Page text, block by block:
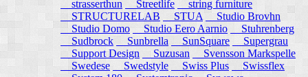
strasserthun
Streetlife
string furniture
STRUCTURELAB
STUA
Studio Brovhn
Studio Domo
Studio Eero Aarnio
Stuhrenberg
Sudbrock
Sunbrella SunSquare
Supergrau
Support Design
Suzusan
Svensson Markspelle
Swedese
Swedstyle Swiss Plus
Swissflex